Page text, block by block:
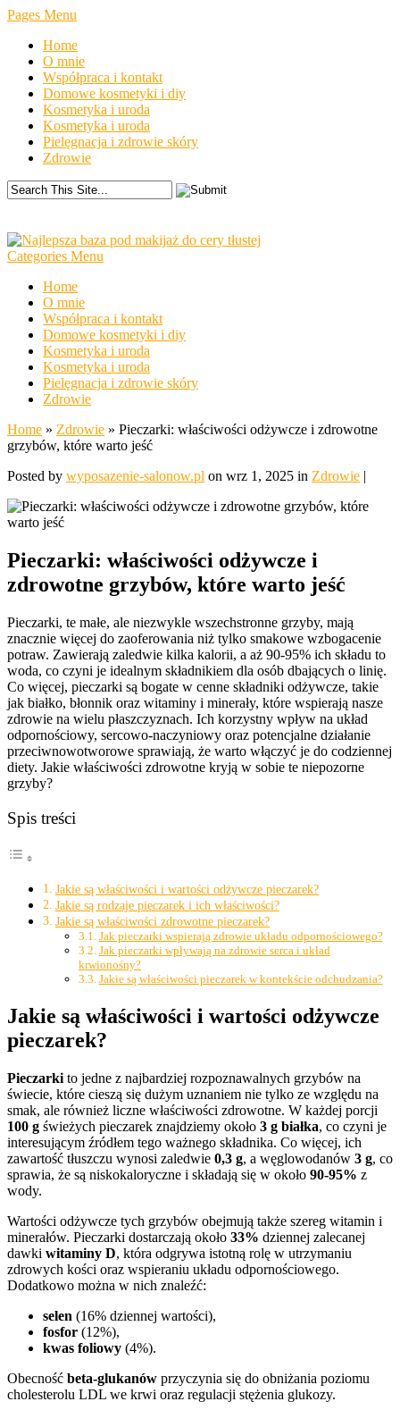
Pages Menu
Home
O mnie
Współpraca i kontakt
Domowe kosmetyki i diy
Kosmetyka i uroda
Kosmetyka i uroda
Pielęgnacja i zdrowie skóry
Zdrowie
Categories Menu
Home
O mnie
Współpraca i kontakt
Domowe kosmetyki i diy
Kosmetyka i uroda
Kosmetyka i uroda
Pielęgnacja i zdrowie skóry
Zdrowie
Home » Zdrowie » Pieczarki: właściwości odżywcze i zdrowotne
grzybów, które warto jeść
Posted by wyposazenie-salonow.pl on wrz 1, 2025 in Zdrowie |
Pieczarki: właściwości odżywcze i
zdrowotne grzybów, które warto jeść
Pieczarki, te małe, ale niezwykle wszechstronne grzyby, mają
znacznie więcej do zaoferowania niż tylko smakowe wzbogacenie
potraw. Zawierają zaledwie kilka kalorii, a aż 90-95% ich składu to
woda, co czyni je idealnym składnikiem dla osób dbających o linię.
Co więcej, pieczarki są bogate w cenne składniki odżywcze, takie
jak białko, błonnik oraz witaminy i minerały, które wspierają nasze
zdrowie na wielu płaszczyznach. Ich korzystny wpływ na układ
odpornościowy, sercowo-naczyniowy oraz potencjalne działanie
przeciwnowotworowe sprawiają, że warto włączyć je do codziennej
diety. Jakie właściwości zdrowotne kryją w sobie te niepozorne
grzyby?
Spis treści
Jakie są właściwości i wartości odżywcze pieczarek?
Jakie są rodzaje pieczarek i ich właściwości?
Jakie są właściwości zdrowotne pieczarek?
Jak pieczarki wspierają zdrowie układu odpornościowego?
Jak pieczarki wpływają na zdrowie serca i układ
krwionośny?
Jakie są właściwości pieczarek w kontekście odchudzania?
Jakie są właściwości i wartości odżywcze
pieczarek?
Pieczarki to jedne z najbardziej rozpoznawalnych grzybów na
świecie, które cieszą się dużym uznaniem nie tylko ze względu na
smak, ale również liczne właściwości zdrowotne. W każdej porcji
100 g świeżych pieczarek znajdziemy około 3 g białka, co czyni je
interesującym źródłem tego ważnego składnika. Co więcej, ich
zawartość tłuszczu wynosi zaledwie 0,3 g, a węglowodanów 3 g, co
sprawia, że są niskokaloryczne i składają się w około 90-95% z
wody.
Wartości odżywcze tych grzybów obejmują także szereg witamin i
minerałów. Pieczarki dostarczają około 33% dziennej zalecanej
dawki witaminy D, która odgrywa istotną rolę w utrzymaniu
zdrowych kości oraz wspieraniu układu odpornościowego.
Dodatkowo można w nich znaleźć:
selen (16% dziennej wartości),
fosfor (12%),
kwas foliowy (4%).
Obecność beta-glukanów przyczynia się do obniżania poziomu
cholesterolu LDL we krwi oraz regulacji stężenia glukozy.